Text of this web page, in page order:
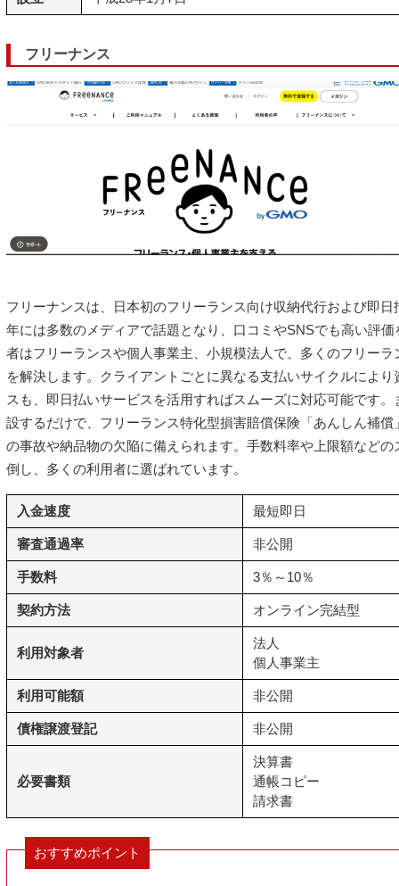
フリーナンス
フリーナンスは、日本初のフリーランス向け収納代行および即日
年には多数のメディアで話題となり、口コミやSNSでも高い評
者はフリーランスや個人事業主、小規模法人で、多くのフリー
を解決します。クライアントごとに異なる支払いサイクルによ
スも、即日払いサービスを活用すればスムーズに対応可能です
設するだけで、フリーランス特化型損害賠償保険「あんしん補
の事故や納品物の欠陥に備えられます。手数料率や上限額など
倒し、多くの利用者に選ばれています。
入金速度 最短即日
審査通過率 非公開
手数料 3％～10％
契約方法 オンライン完結型
利用対象者
法人
個人事業主
利用可能額 非公開
債権譲渡登記 非公開
必要書類
決算書
通帳コピー
請求書
おすすめポイント